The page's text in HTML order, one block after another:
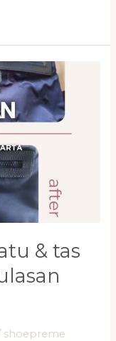
& tas
shoepreme